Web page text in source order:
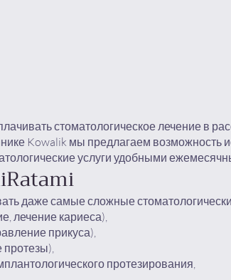
стоматологическое лечение в
Kowalik мы предлагаем возможность
услуги удобными
даже самые сложные
лечение кариеса),
прикуса),
протезы),
протезирования,